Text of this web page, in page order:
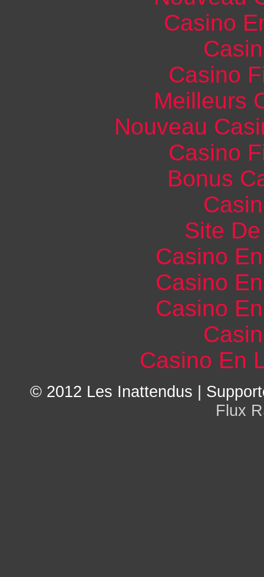
Casino
Casino
Meilleurs
Nouveau
Casino
Bonus
Site
Casino
Casino
Casino
Casino En
© 2012 Les Inattendus |
Flux